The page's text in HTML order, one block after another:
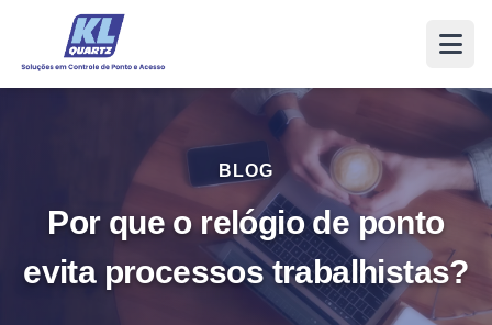
BLOG
Por que o relógio de ponto
evita processos trabalhistas?